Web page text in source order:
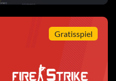
Gratisspiel